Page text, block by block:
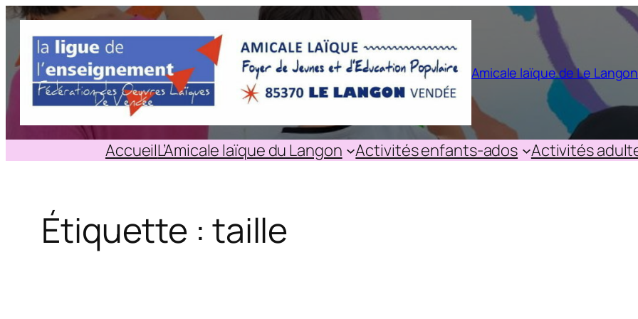
Aller
contenu
Amicale laïque de Le Langon
AccueilL’Amicale laïque du Langon Activités enfants-ados Activités
Étiquette : taille